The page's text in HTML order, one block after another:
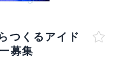
つくるアイド
募集